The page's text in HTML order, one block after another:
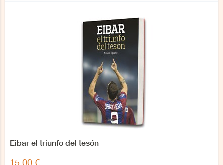
Eibar el triunfo del tesón
15,00 €